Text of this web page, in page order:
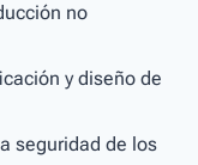
no
y diseño de
seguridad de los